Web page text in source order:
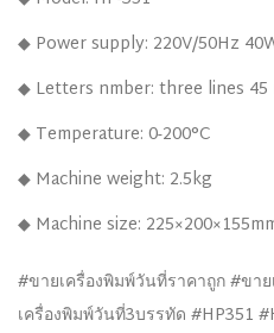
◆ Power supply: 220V/50Hz
◆ Letters nmber: three lines 45
◆ Temperature: 0-200°C
◆ Machine weight: 2.5kg
◆ Machine size:
#ขายเครื่องพิมพ์วันที่ราคาถูก #ขา
เครื่องพิมพ์วันที่3บรรทัด #HP351